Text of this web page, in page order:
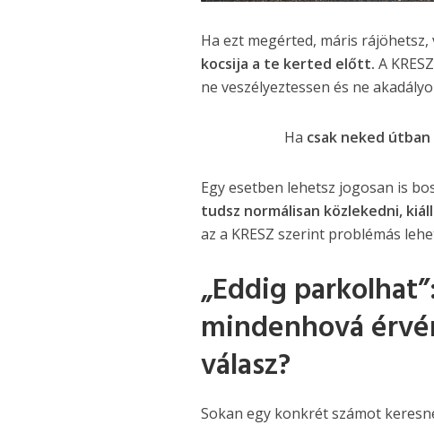
Ha ezt megérted, máris rájöhetsz,
kocsija a te kerted előtt. A
ne veszélyeztessen és ne
Ha csak neked
Egy esetben lehetsz jogosan is
tudsz normálisan közlekedni,
az a KRESZ szerint problémás
„Eddig
mindenhová
válasz?
Sokan egy konkrét számot